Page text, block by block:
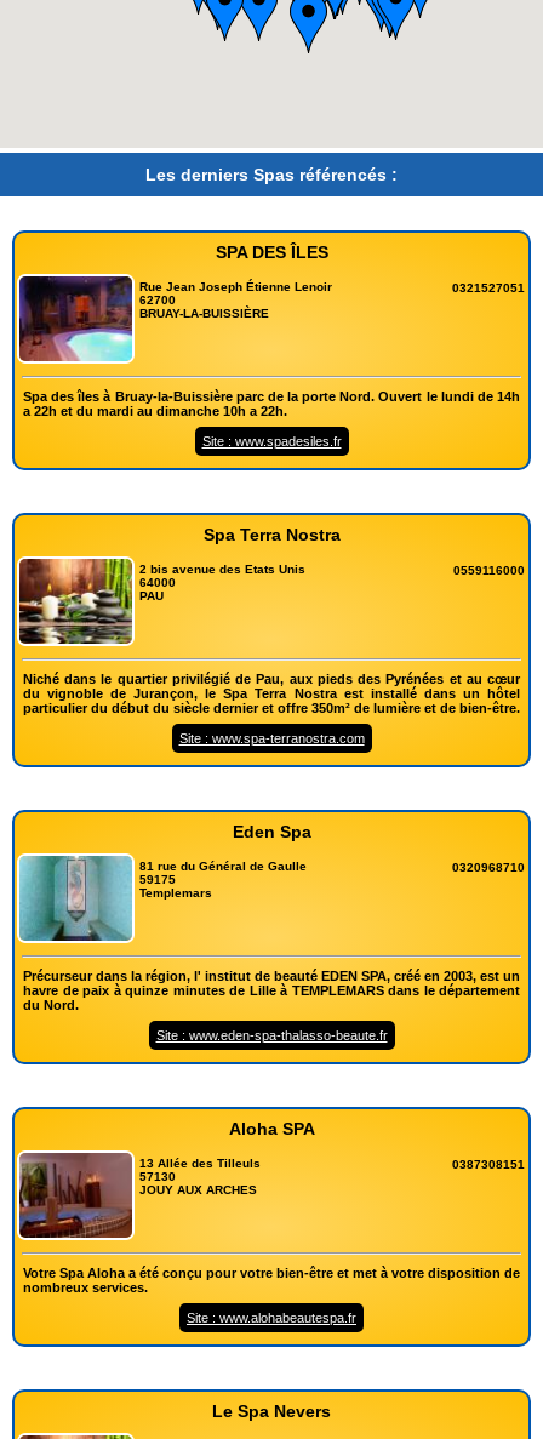
Les derniers Spas référencés :
SPA DES ÎLES
Rue Jean Joseph Étienne Lenoir
62700
BRUAY-LA-BUISSIÈRE
0321527051
Spa des îles à Bruay-la-Buissière parc de la porte Nord. Ouvert le lundi de 14h
a 22h et du mardi au dimanche 10h a 22h.
Site : www.spadesiles.fr
Spa Terra Nostra
2 bis avenue des Etats Unis
64000
PAU
0559116000
Niché dans le quartier privilégié de Pau, aux pieds des Pyrénées et au cœur
du vignoble de Jurançon, le Spa Terra Nostra est installé dans un hôtel
particulier du début du siècle dernier et offre 350m² de lumière et de bien-être.
Site : www.spa-terranostra.com
Eden Spa
81 rue du Général de Gaulle
59175
Templemars
0320968710
Précurseur dans la région, l' institut de beauté EDEN SPA, créé en 2003, est un
havre de paix à quinze minutes de Lille à TEMPLEMARS dans le département
du Nord.
Site : www.eden-spa-thalasso-beaute.fr
Aloha SPA
13 Allée des Tilleuls
57130
JOUY AUX ARCHES
0387308151
Votre Spa Aloha a été conçu pour votre bien-être et met à votre disposition de
nombreux services.
Site : www.alohabeautespa.fr
Le Spa Nevers